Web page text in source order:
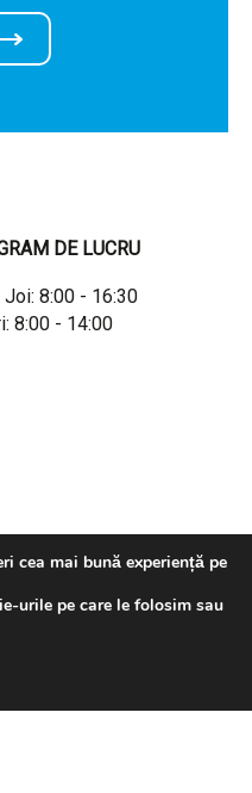
DE LUCRU
Joi: 8:00 - 16:30
8:00 - 14:00
cea mai bună experiență pe
urile pe care le folosim sau